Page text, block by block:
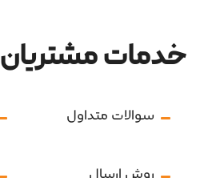
خدمات مشتریان
سوالات متداول